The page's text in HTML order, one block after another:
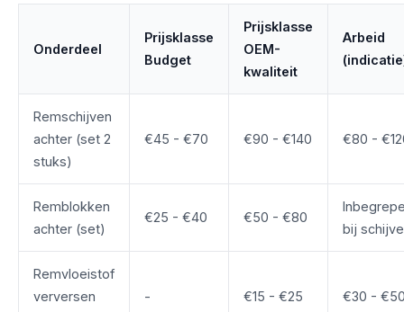
Onderdeel
Prijsklasse
Budget
Prijsklasse
OEM-
kwaliteit
Arbeid
Remschijven
achter (set 2
stuks)
€45 - €70 €90 - €140 €80 -
Remblokken
achter (set)
€25 - €40 €50 - €80
bij
Remvloeistof
verversen
- €15 - €25 €30 -